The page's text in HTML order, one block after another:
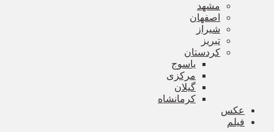
مشهد
اصفهان
شیراز
تبریز
کردستان
یاسوج
مرکزی
گیلان
کرمانشاه
عکس
فیلم